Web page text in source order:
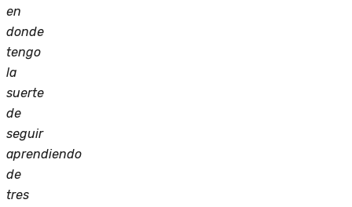
en
donde
tengo
la
suerte
de
seguir
aprendiendo
de
tres